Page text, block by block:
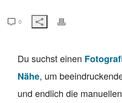
0
Du suchst einen
Nähe, um
und endlich die